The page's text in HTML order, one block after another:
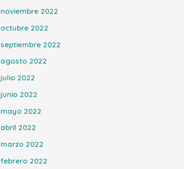
noviembre 2022
octubre 2022
septiembre 2022
agosto 2022
julio 2022
junio 2022
mayo 2022
abril 2022
marzo 2022
febrero 2022